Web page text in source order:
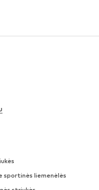
sportinės liemenėlės